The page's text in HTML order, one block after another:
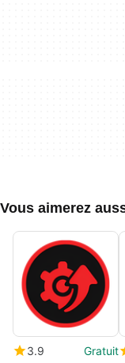
Vous aimerez
3.9
Gratuit